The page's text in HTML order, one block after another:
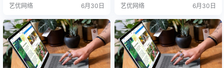
5187650007 站长推荐 1. 购买之前
等任何问题请联…
艺优网络 6月30日
…
艺优网络 6月30日